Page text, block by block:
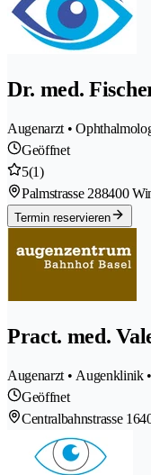
Dr. med.
Augenarzt •
Geöffnet
5(1)
Palmstrasse 288400
Termin reservieren
Pract. med.
Augenarzt • Augenklinik
Geöffnet
Centralbahnstrasse 16